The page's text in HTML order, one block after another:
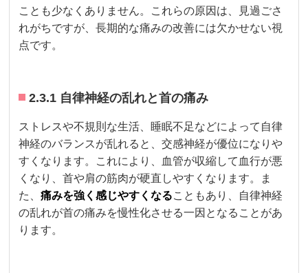
ことも少なくありません。これらの原因は、見過ごさ
れがちですが、長期的な痛みの改善には欠かせない視
点です。
2.3.1 自律神経の乱れと首の痛み
ストレスや不規則な生活、睡眠不足などによって自律
神経のバランスが乱れると、交感神経が優位になりや
すくなります。これにより、血管が収縮して血行が悪
くなり、首や肩の筋肉が硬直しやすくなります。ま
た、痛みを強く感じやすくなることもあり、自律神経
の乱れが首の痛みを慢性化させる一因となることがあ
ります。